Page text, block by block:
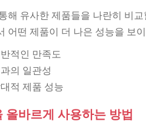
해 유사한 제품들을 나란히 비
어떤 제품이 더 나은 성능을 보
적인 만족도
의 일관성
적 제품 성능
올바르게 사용하는 방법